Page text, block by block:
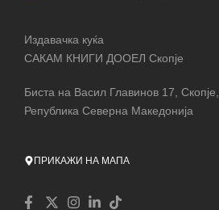
Издавачка куќа
САКАМ КНИГИ ДООЕЛ Скопје
Биста на Васил Главинов 17, Скопје,
Република Северна Македонија
ПРИКАЖИ НА МАПА